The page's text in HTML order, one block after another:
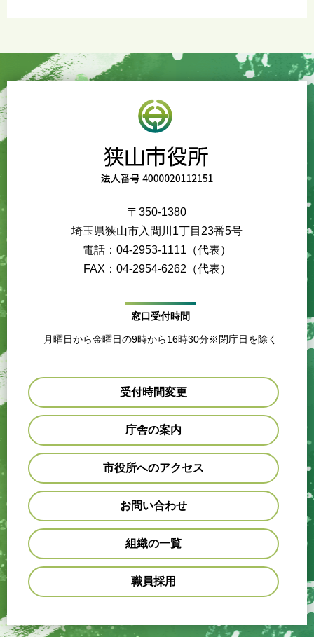
〒350-1380
埼玉県狭山市入間川1丁目23番5号
電話：04-2953-1111（代表）
FAX：04-2954-6262（代表）
窓口受付時間
月曜日から金曜日の9時から16時30分※閉庁日を除く
受付時間変更
庁舎の案内
市役所へのアクセス
お問い合わせ
組織の一覧
職員採用